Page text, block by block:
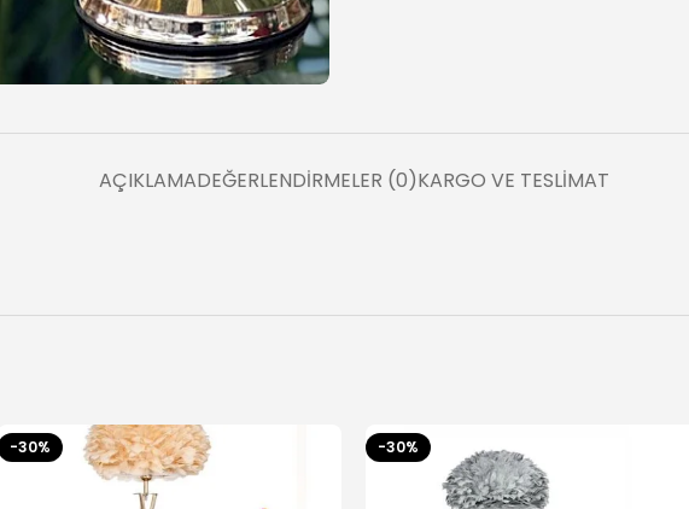
AÇIKLAMADEĞERLENDIRMELER (0)KARGO VE TESLIMAT
-30% -30%